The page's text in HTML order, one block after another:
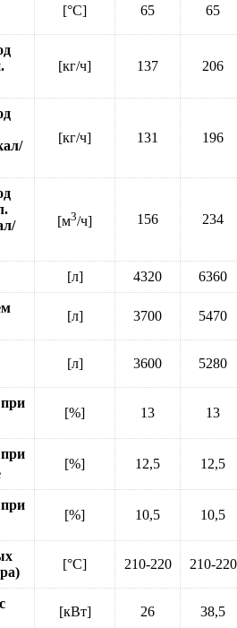
[°C] 65 65
[кг/ч] 137 206
[кг/ч] 131 196
[м3/ч] 156 234
[л] 4320 6360
[л] 3700 5470
[л] 3600 5280
[%] 13 13
[%] 12,5 12,5
[%] 10,5 10,5
[°C] 210-220 210-220
[кВт] 26 38,5